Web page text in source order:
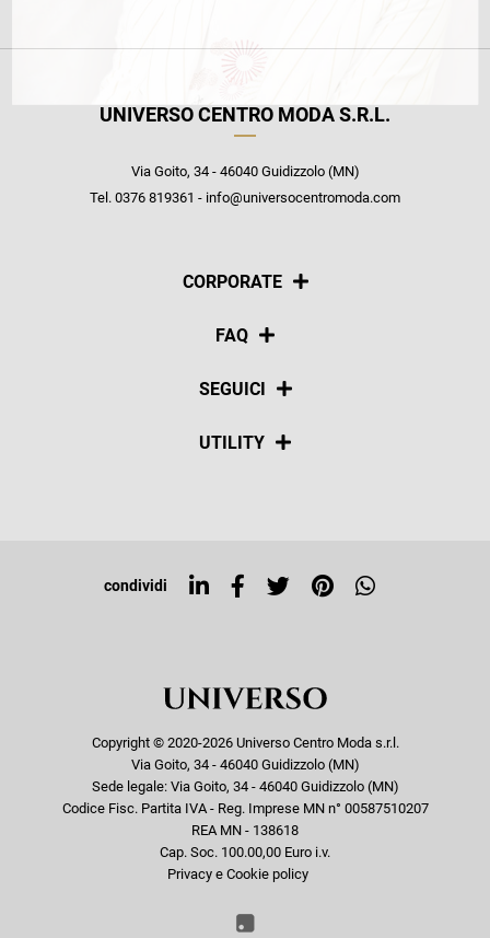
UNIVERSO CENTRO MODA S.R.L.
Via Goito, 34 - 46040 Guidizzolo (MN)
Tel. 0376 819361 - info@universocentromoda.com
CORPORATE
Chi siamo
FAQ
Pagamenti
SEGUICI
Social
UTILITY
Top ricerche
condividi
Copyright © 2020-2026 Universo Centro Moda s.r.l.
Via Goito, 34 - 46040 Guidizzolo (MN)
Sede legale: Via Goito, 34 - 46040 Guidizzolo (MN)
Codice Fisc. Partita IVA - Reg. Imprese MN n° 00587510207
REA MN - 138618
Cap. Soc. 100.00,00 Euro i.v.
Privacy e Cookie policy